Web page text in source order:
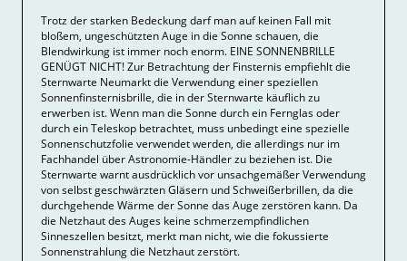
Trotz der starken Bedeckung darf man auf keinen Fall mit
bloßem, ungeschützten Auge in die Sonne schauen, die
Blendwirkung ist immer noch enorm. EINE SONNENBRILLE
GENÜGT NICHT! Zur Betrachtung der Finsternis empfiehlt die
Sternwarte Neumarkt die Verwendung einer speziellen
Sonnenfinsternisbrille, die in der Sternwarte käuflich zu
erwerben ist. Wenn man die Sonne durch ein Fernglas oder
durch ein Teleskop betrachtet, muss unbedingt eine spezielle
Sonnenschutzfolie verwendet werden, die allerdings nur im
Fachhandel über Astronomie-Händler zu beziehen ist. Die
Sternwarte warnt ausdrücklich vor unsachgemäßer Verwendung
von selbst geschwärzten Gläsern und Schweißerbrillen, da die
durchgehende Wärme der Sonne das Auge zerstören kann. Da
die Netzhaut des Auges keine schmerzempfindlichen
Sinneszellen besitzt, merkt man nicht, wie die fokussierte
Sonnenstrahlung die Netzhaut zerstört.